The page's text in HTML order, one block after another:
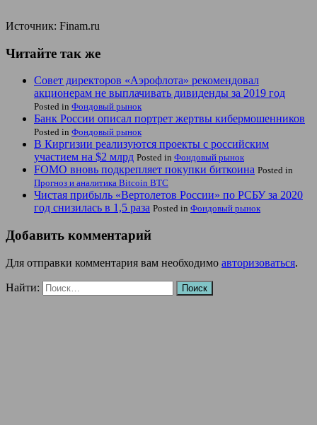
Источник: Finam.ru
Читайте так же
Совет директоров «Аэрофлота» рекомендовал
акционерам не выплачивать дивиденды за 2019 год
Posted in Фондовый рынок
Банк России описал портрет жертвы кибермошенников
Posted in Фондовый рынок
В Киргизии реализуются проекты с российским
участием на $2 млрд Posted in Фондовый рынок
FOMO вновь подкрепляет покупки биткоина Posted in
Прогноз и аналитика Bitcoin BTC
Чистая прибыль «Вертолетов России» по РСБУ за 2020
год снизилась в 1,5 раза Posted in Фондовый рынок
Добавить комментарий
Для отправки комментария вам необходимо авторизоваться.
Найти: